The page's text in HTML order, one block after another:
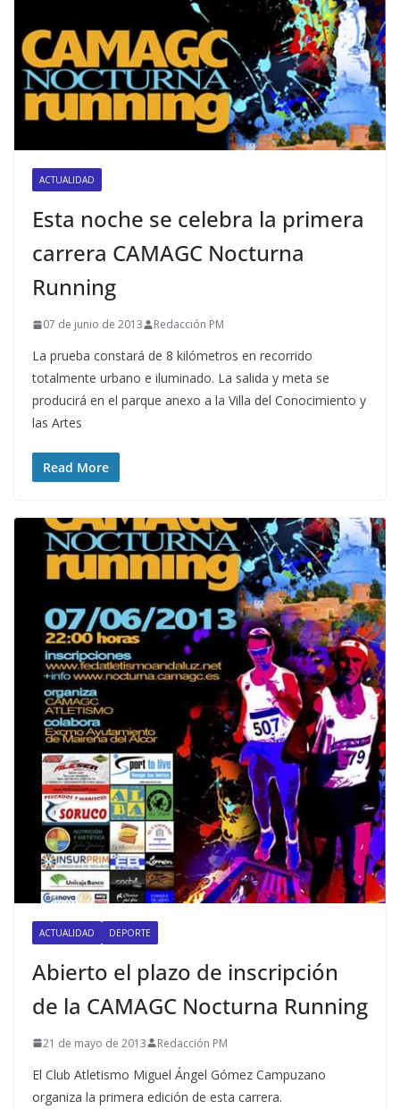
ACTUALIDAD
Esta noche se celebra la primera
carrera CAMAGC Nocturna
Running
07 de junio de 2013 Redacción PM
La prueba constará de 8 kilómetros en recorrido
totalmente urbano e iluminado. La salida y meta se
producirá en el parque anexo a la Villa del Conocimiento y
las Artes
Read More
ACTUALIDAD DEPORTE
Abierto el plazo de inscripción
de la CAMAGC Nocturna Running
21 de mayo de 2013 Redacción PM
El Club Atletismo Miguel Ángel Gómez Campuzano
organiza la primera edición de esta carrera.